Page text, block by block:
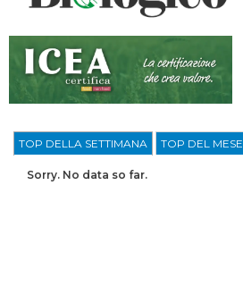
TOP DELLA SETTIMANA TOP DEL MESE
Sorry. No data so far.